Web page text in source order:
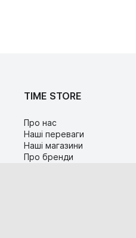
TIME STORE
Про нас
Наші переваги
Наші магазини
Про бренди